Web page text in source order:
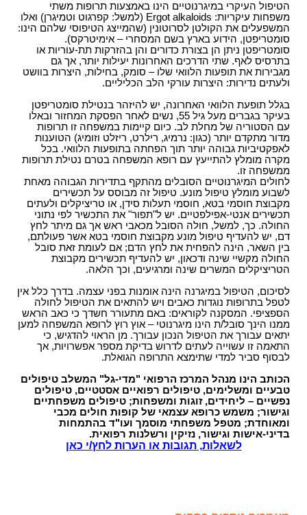
הטיפול העיקרי במיגרנוטיים הינו באמצעות תרופות משתי
משפחות עיקריות: Ergot alkaloids (למשל: קפרגוט וטמיגרן) ואלו
המשפעלים את הקולטן לסרוטונין (שהמייצג הטיפוסי שלהם הינו:
סומטריפטן, הידוע בארץ בשם המסחרי – אימיטרקס).
סומטריפטן ניתן הן בצורת כדורים והן בהזרקות תת-עוריות או
בתרסיס לאף. שתי הדרכים האחרונות יעילות יותר, אך גם
מגבירות את תופעות הלוואי שלו – סומק, בחילות, היצרות בוושט
ולעתים נדירות: היצרות עורקי הלב הכליליים.
בגלל תופעת הלוואי האחרונה, יש להיזהר בנטילת סומטריפטן
בעיקר בגברים מעל גיל 55, נשים לאחר הפסקת המחזור ובאלו
עם הסטוריה של מחלת לב. כיום קיימות במשפחה זו תרופות
מדור מתקדם יותר (כגון: נרמיג, רילרט, ריזלט וזומיג) הטוענות
לאפקטיביות גבוהה יותר תוך הפחתה בתופעות הלוואי. בכל
מקרה מומלץ להתייעץ עם רופא המשפחה בטרם נטילת תרופות
ממשפחה זו.
לחולים המיגרנוטיים הסובלים מהתקף בתדירות הגבוהה מאחת
לשבוע מומלץ טיפול מונע. טיפול זה מבוסס על תכשירים
מקבוצת חוסמי בטא, חוסמי תעלות סידן, או טריציקלים ולעתים
תכשירים אנטי-אפילפטיים. יש ל"תפור" את התכשיר לפי נתוני
החולה. כך, למשל, חולה הסובל מכאבי ראש אך גם מיתר לחץ
דם, יש להעדיף טיפול מונע מקבוצת חוסמי בטא אשר פעולתם,
בין השאר, הינה להפחית את לחץ הדם; אם לעומת זאת סובל
החולה מקשיי שינה ודכאון, יש להעדיף תכשירים מקבוצת
הטריציקלים המשרים שינה ומרגיעים, וכך הלאה.
לסיכום, הטיפול במיגרנה הינה אומנות בפני עצמה. בדרך כלל אין
לטפל בתרופות נוגדות כאבים ויש להתאים את הטיפול לחולה
הספציפי. המסקנה לקוראים: באם מתעורר חשדך כי כאב הראש
ממנו הינך סובל/ת הינו מיגרנוטי – אוץ רוץ לרופא המשפחה למען
יתאים עבורך את הטיפול הנכון עבורך. מן הראוי להדגיש, כי
התאמה זו עשוייה לעתים לדרוש בדיקת מספר אפשרויות, אך
לבסוף סביר למדי שתימצא התרופה הגואלת.
הכותב הינו מנהל המרכז הרפואי "מדי-גל" המשלב טיפולים
טבעיים ומשלימים, טיפולים רפואיים אסטטיים, טיפולים
נפשיים – ליחידים, זוגות ומשפחות; טיפולים משפחתיים
וגישור; משמש כרופא עצמאי של קופות חולים מכבי
ומאוחדת; מטפל משפחתי מוסמך ועו"ד בהתמחות
בדיני-אישות וגישור, נזיקין ורשלנות רפואית.
לשאלות, תגובות או הערות לחץ/י כאן